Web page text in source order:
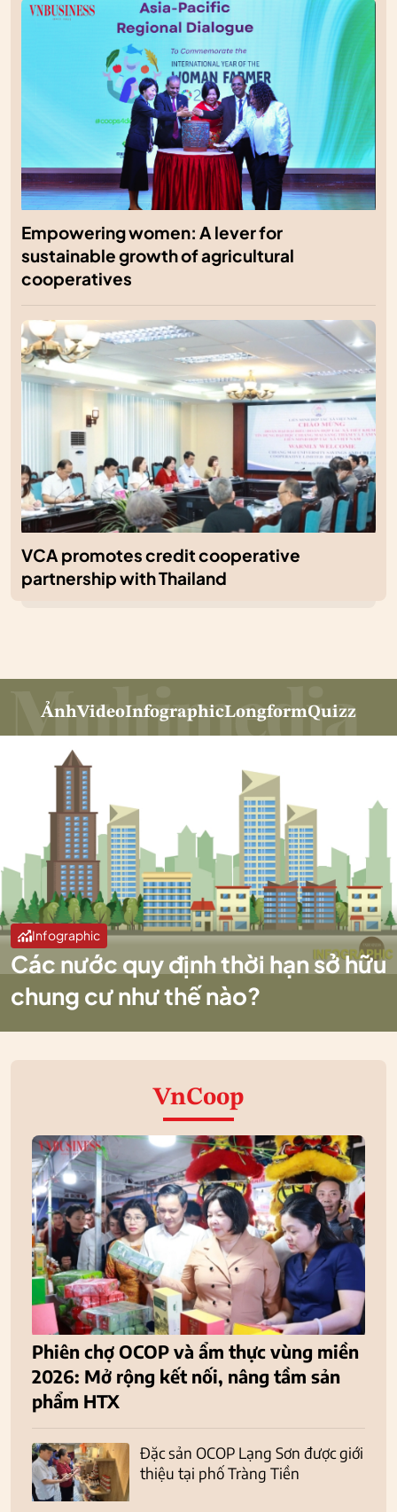
Empowering women: A lever for
sustainable growth of agricultural
cooperatives
VCA promotes credit cooperative
partnership with Thailand
ẢnhVideoInfographicLongformQuizz
Infographic
Các nước quy định thời hạn sở hữu
chung cư như thế nào?
VnCoop
Phiên chợ OCOP và ẩm thực vùng miền
2026: Mở rộng kết nối, nâng tầm sản
phẩm HTX
Đặc sản OCOP Lạng Sơn được giới
thiệu tại phố Tràng Tiền